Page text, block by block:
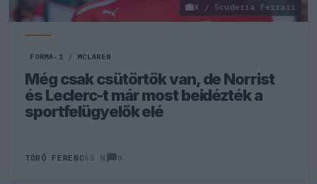
X / Scuderia Ferrari
FORMA-1 / MCLAREN
Még csak csütörtök van, de Norrist
és Leclerc-t már most beidézték a
sportfelügyelők elé
TÖRŐ FERENC65 N 0